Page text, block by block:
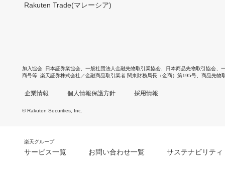
Rakuten Trade(マレーシア)
加入協会 日本証券業協会 一般社団法人金融先物取引業協会 日本商品先物取引協会
商号等 楽天証券株式会社／金融商品取引業者 関東財務局長（金商）第195号、商品先物
企業情報 個人情報保護方針 採用情報
© Rakuten Securities, Inc.
楽天グループ
サービス一覧 お問い合わせ一覧 サステナビリティ